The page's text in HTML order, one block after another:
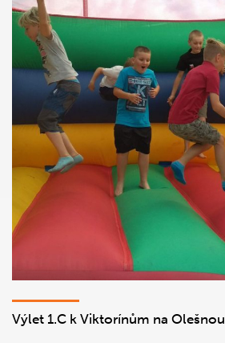
Výlet 1.C k Viktorínům na Olešnou